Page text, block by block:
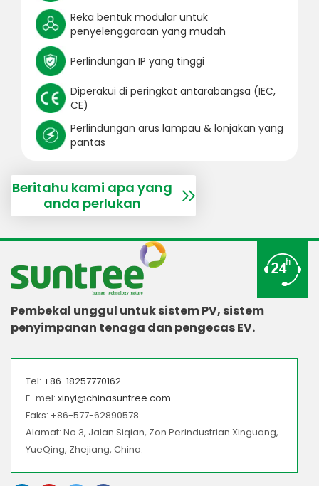
Reka bentuk modular untuk
penyelenggaraan yang mudah
Perlindungan IP yang tinggi
Diperakui di peringkat antarabangsa (IEC,
CE)
Perlindungan arus lampau & lonjakan yang
pantas
Beritahu kami apa yang
anda perlukan
Pembekal unggul untuk sistem PV, sistem
penyimpanan tenaga dan pengecas EV.
Tel: +86-18257770162
E-mel: xinyi@chinasuntree.com
Faks: +86-577-62890578
Alamat: No.3, Jalan Siqian, Zon Perindustrian Xinguang,
YueQing, Zhejiang, China.